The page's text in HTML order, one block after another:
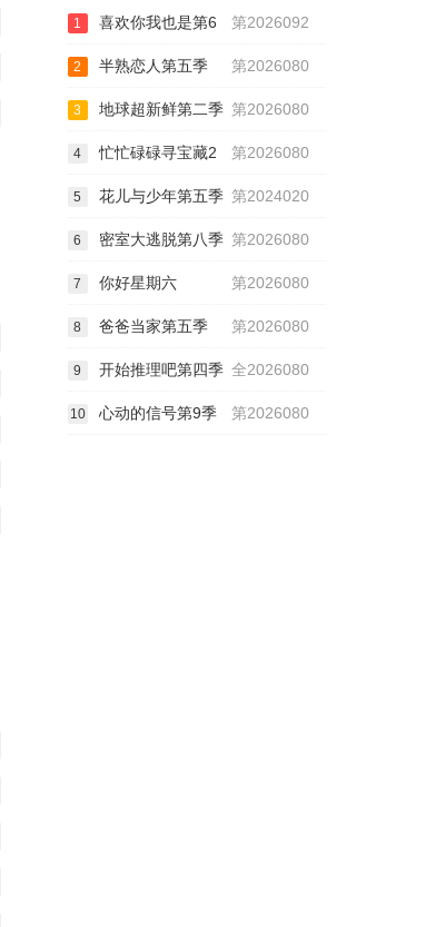
第2026092
1 喜欢你我也是第6
第2026080
2 半熟恋人第五季
第2026080
3 地球超新鲜第二季
第2026080
4 忙忙碌碌寻宝藏2
第2024020
5 花儿与少年第五季
第2026080
6 密室大逃脱第八季
第2026080
7 你好星期六
第2026080
8 爸爸当家第五季
全2026080
9 开始推理吧第四季
第2026080
10 心动的信号第9季